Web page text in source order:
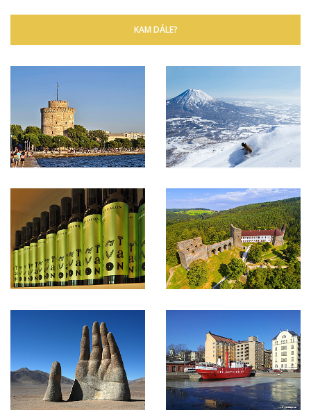
KAM DÁLE?